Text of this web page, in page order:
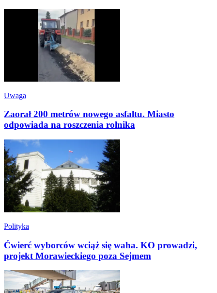
Uwaga
Zaorał 200 metrów nowego asfaltu. Miasto
odpowiada na roszczenia rolnika
Polityka
Ćwierć wyborców wciąż się waha. KO prowadzi,
projekt Morawieckiego poza Sejmem